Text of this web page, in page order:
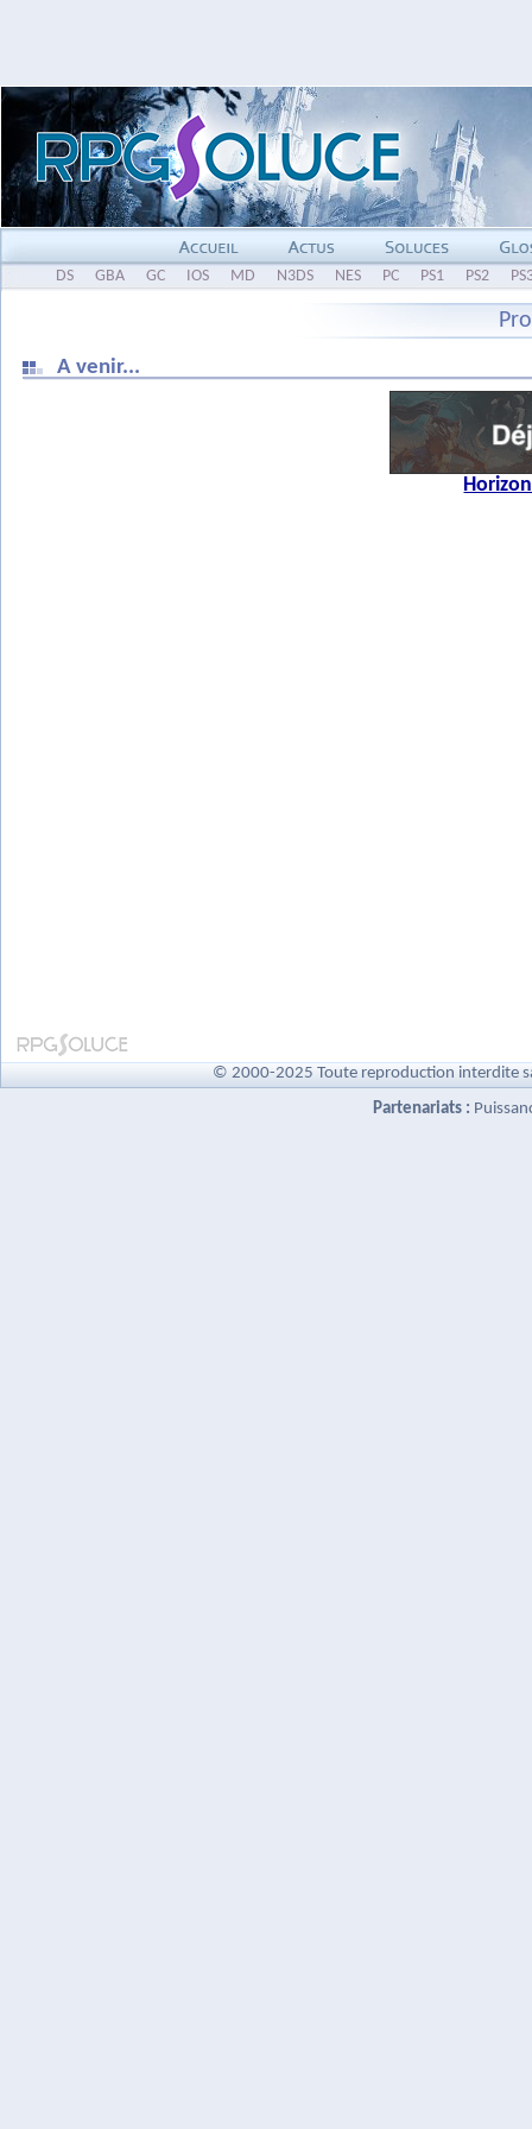
DS GBA GC IOS MD N3DS NES PC PS1 PS2
A venir...
© 2000-2025 Toute reproduction interdite
Partenariats :